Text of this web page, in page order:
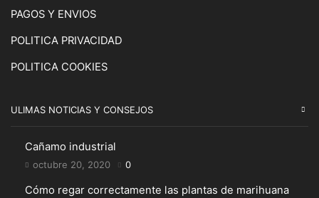
PAGOS Y ENVIOS
POLITICA PRIVACIDAD
POLITICA COOKIES
ULIMAS NOTICIAS Y CONSEJOS
Cañamo industrial
octubre 20, 2020 0
Cómo regar correctamente las plantas de marihuana